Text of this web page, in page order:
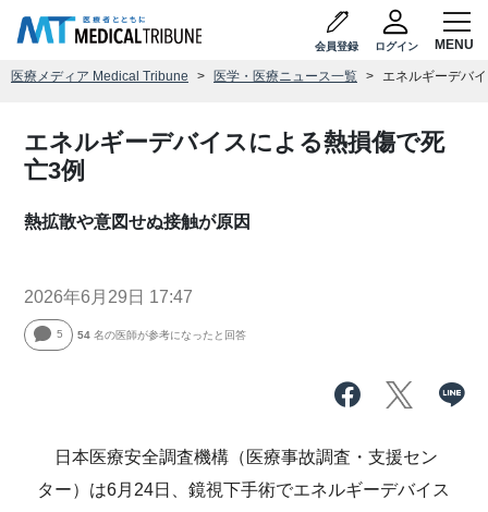
会員登録 ログイン
医療メディア Medical Tribune 医学・医療ニュース一覧 エネルギーデバ
エネルギーデバイスによる熱損傷で死
亡3例
熱拡散や意図せぬ接触が原因
2026年6月29日 17:47
5 54 名の医師が参考になったと回答
日本医療安全調査機構（医療事故調査・支援セン
ター）は6月24日、鏡視下手術でエネルギーデバイス